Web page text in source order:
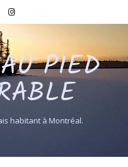
PIED
habitant à Montréal.